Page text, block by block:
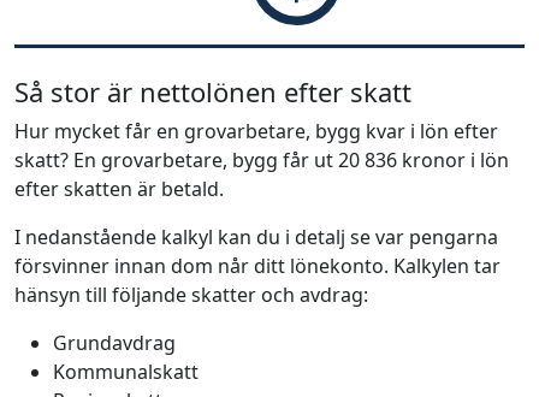
Så stor är nettolönen efter skatt
Hur mycket får en grovarbetare, bygg kvar i lön efter
skatt? En grovarbetare, bygg får ut 20 836 kronor i lön
efter skatten är betald.
I nedanstående kalkyl kan du i detalj se var pengarna
försvinner innan dom når ditt lönekonto. Kalkylen tar
hänsyn till följande skatter och avdrag:
Grundavdrag
Kommunalskatt